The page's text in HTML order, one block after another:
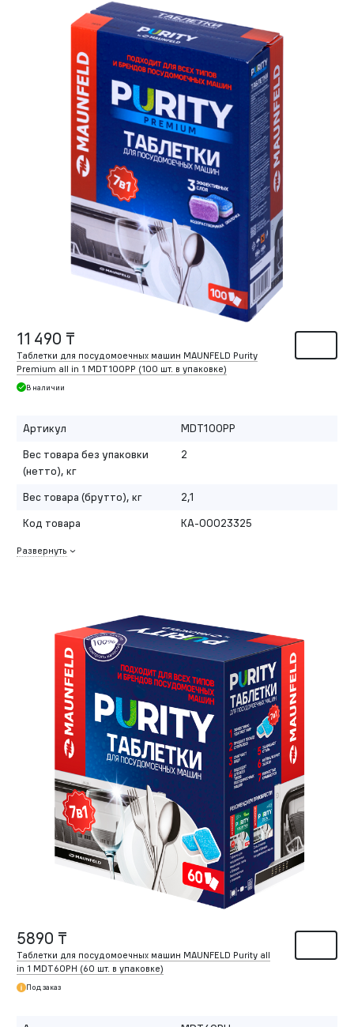
11 490 ₸
Таблетки для посудомоечных машин MAUNFELD Purity
Premium all in 1 MDT100PP (100 шт. в упаковке)
В наличии
Артикул
MDT100PP
Вес товара без упаковки
(нетто), кг
2
Вес товара (брутто), кг
2,1
Код товара
КА-00023325
Развернуть
5890 ₸
Таблетки для посудомоечных машин MAUNFELD Purity all
in 1 MDT60PH (60 шт. в упаковке)
Под заказ